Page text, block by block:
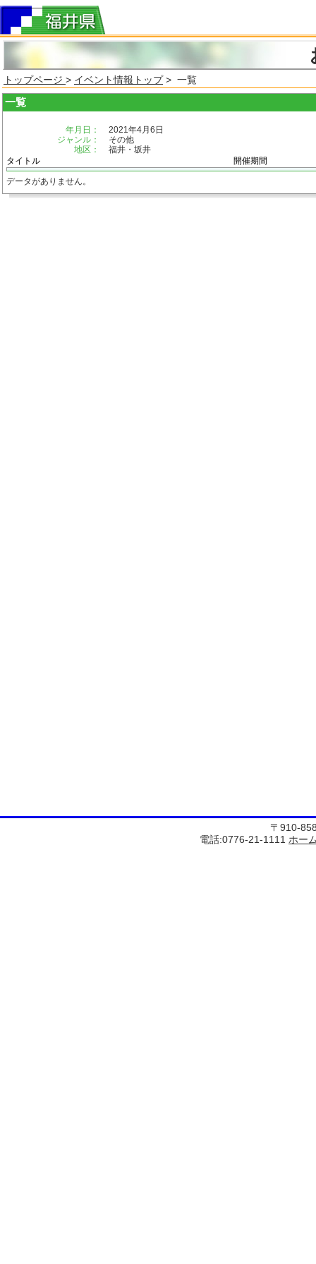
トップページ > イベント情報トップ> 一覧
一覧
年月日：
2021年4月6日
ジャンル：
その他
地区：
福井・坂井
タイトル
開催期間
データがありません。
〒910-
電話:0776-21-1111 ホー